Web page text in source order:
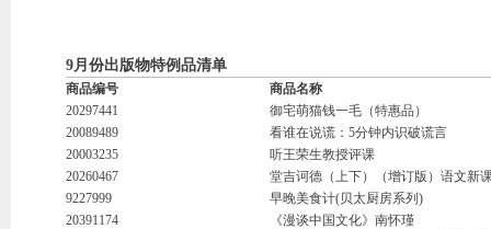
9月份出版物特例品清单
商品编号
商品名称
20297441
御宅萌猫钱一毛（特惠品）
20089489
看谁在说谎：5分钟内识破谎言
20003235
听王荣生教授评课
20260467
堂吉诃德（上下）（增订版）语文新
9227999
早晚美食计(贝太厨房系列)
20391174
《漫谈中国文化》南怀瑾